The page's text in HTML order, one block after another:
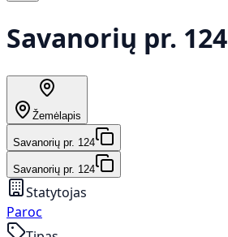
Savanorių pr. 124
Žemėlapis
Savanorių pr. 124
Savanorių pr. 124
Statytojas
Paroc